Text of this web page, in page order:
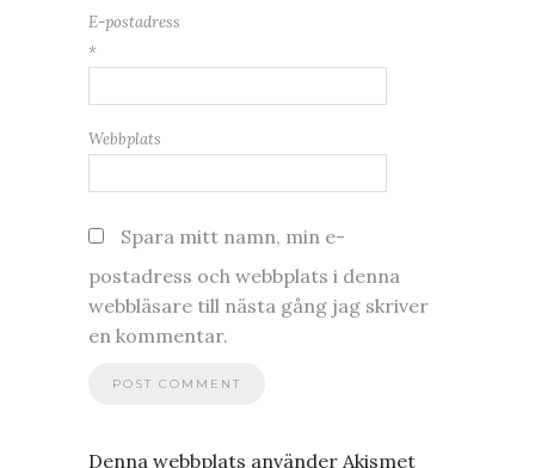
E-postadress
*
Webbplats
Spara mitt namn, min e-
postadress och webbplats i denna
webbläsare till nästa gång jag skriver
en kommentar.
Denna webbplats använder Akismet